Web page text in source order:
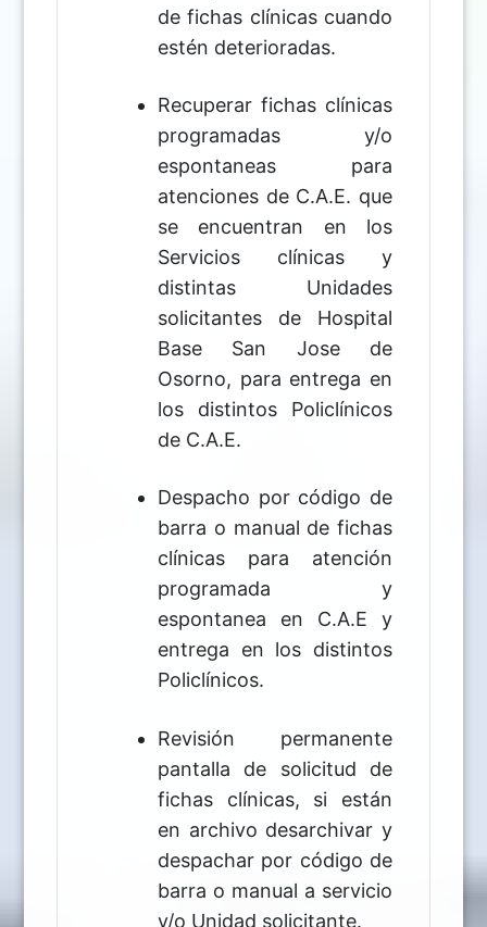
de fichas clínicas cuando
estén deterioradas.
Recuperar fichas clínicas
programadas y/o
espontaneas para
atenciones de C.A.E. que
se encuentran en los
Servicios clínicas y
distintas Unidades
solicitantes de Hospital
Base San Jose de
Osorno, para entrega en
los distintos Policlínicos
de C.A.E.
Despacho por código de
barra o manual de fichas
clínicas para atención
programada y
espontanea en C.A.E y
entrega en los distintos
Policlínicos.
Revisión permanente
pantalla de solicitud de
fichas clínicas, si están
en archivo desarchivar y
despachar por código de
barra o manual a servicio
y/o Unidad solicitante.